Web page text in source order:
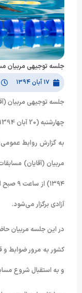
جلسه توجیهی مربیان
۱۷ آبان ۱۳۹۴
جلسه توجیهی مربیان
چهارشنبه (20 آبان 1394) در مجموعه ورزشی آزادی برگزار می‌شود.
به گزارش روابط عمومی
آزادی برگزار می‌شود.
در این جلسه مربیان
کشور به مرور ضوابط و
و به استقبال شروع